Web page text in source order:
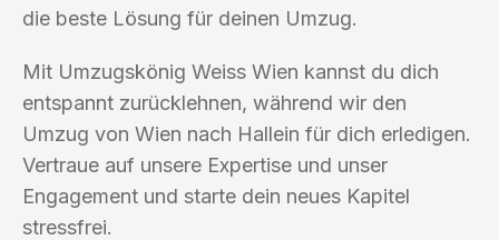
die beste Lösung für deinen Umzug.
Mit Umzugskönig Weiss Wien kannst du dich
entspannt zurücklehnen, während wir den
Umzug von Wien nach Hallein für dich erledigen.
Vertraue auf unsere Expertise und unser
Engagement und starte dein neues Kapitel
stressfrei.